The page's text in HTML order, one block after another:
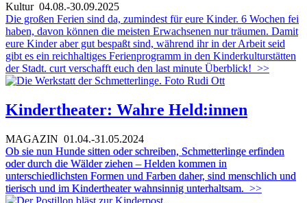
Kultur04.08.-30.09.2025
Die großen Ferien sind da, zumindest für eure Kinder. 6 Wochen fei
haben, davon können die meisten Erwachsenen nur träumen. Damit
eure Kinder aber gut bespaßt sind, während ihr in der Arbeit seid
gibt es ein reichhaltiges Ferienprogramm in den Kinderkulturstätten
der Stadt. curt verschafft euch den last minute Überblick! >>
Kindertheater: Wahre Held:innen
MAGAZIN 01.04.-31.05.2024
Ob sie nun Hunde sitten oder schreiben, Schmetterlinge erfinden
oder durch die Wälder ziehen – Helden kommen in
unterschiedlichsten Formen und Farben daher, sind menschlich und
tierisch und im Kindertheater wahnsinnig unterhaltsam. >>